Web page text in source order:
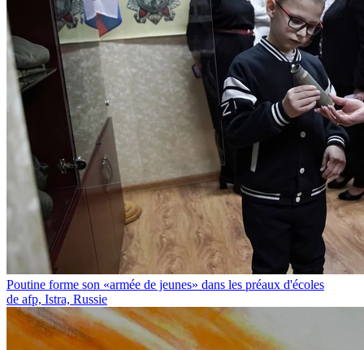
Poutine forme son «armée de jeunes» dans les préaux d'écoles
de afp, Istra, Russie